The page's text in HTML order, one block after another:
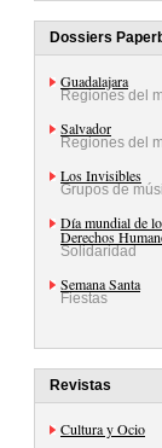
Dossiers
Guadalajara
Regiones del
Salvador
Regiones del
Los Invisibles
Grupos de
Día mundial de
Derechos
Solidaridad
Semana Santa
Fiestas
Revistas
Cultura y Ocio